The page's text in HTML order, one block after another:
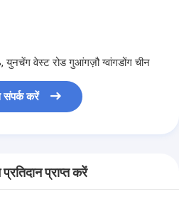
वेस्ट रोड गुआंगज़ौ ग्वांगडोंग चीन
करें
प्राप्त करें